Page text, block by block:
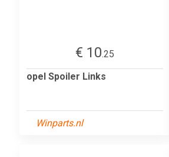
€ 10.25
opel Spoiler Links
Winparts.nl